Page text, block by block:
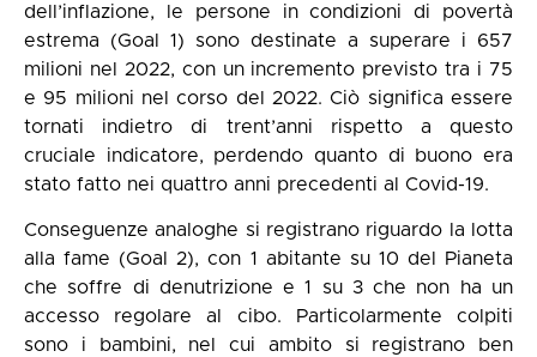
dell’inflazione, le persone in condizioni di povertà
estrema (Goal 1) sono destinate a superare i 657
milioni nel 2022, con un incremento previsto tra i 75
e 95 milioni nel corso del 2022. Ciò significa essere
tornati indietro di trent’anni rispetto a questo
cruciale indicatore, perdendo quanto di buono era
stato fatto nei quattro anni precedenti al Covid-19.
Conseguenze analoghe si registrano riguardo la lotta
alla fame (Goal 2), con 1 abitante su 10 del Pianeta
che soffre di denutrizione e 1 su 3 che non ha un
accesso regolare al cibo. Particolarmente colpiti
sono i bambini, nel cui ambito si registrano ben